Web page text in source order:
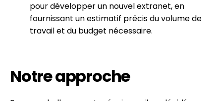
pour développer un nouvel extranet, en
fournissant un estimatif précis du volume de
travail et du budget nécessaire.
Notre approche